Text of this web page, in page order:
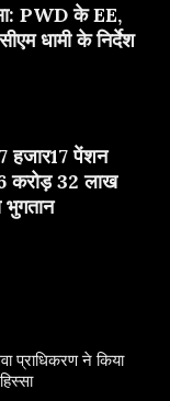
PWD के EE,
धामी के निर्देश
हजार17 पेंशन
करोड़ 32 लाख
भुगतान
प्राधिकरण ने किया